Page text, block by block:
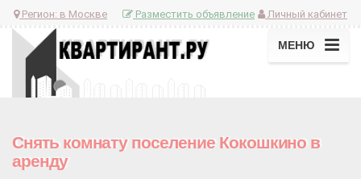
Регион: в Москве Личный кабинет
Разместить объявление
МЕНЮ
Снять комнату поселение Кокошкино в
аренду